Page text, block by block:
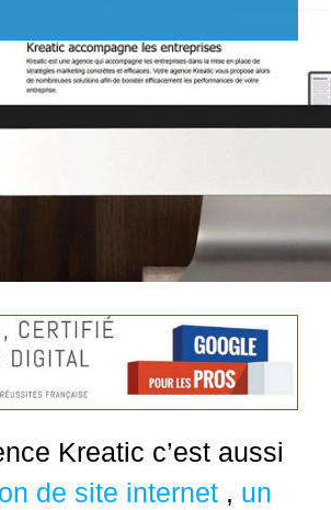
Kreatic c’est aussi
de site internet, un